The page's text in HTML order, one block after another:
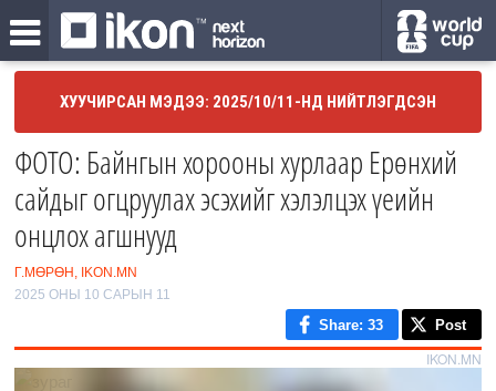
ХУУЧИРСАН МЭДЭЭ: 2025/10/11-НД НИЙТЛЭГДСЭН
ФОТО: Байнгын хорооны хурлаар Ерөнхий
сайдыг огцруулах эсэхийг хэлэлцэх үеийн
онцлох агшнууд
Г.МӨРӨН, IKON.MN
2025 ОНЫ 10 САРЫН 11
Share: 33 Post
IKON.MN